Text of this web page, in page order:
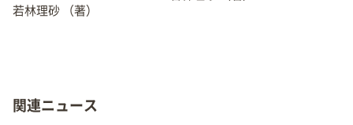
若林理砂 （著）
関連ニュース